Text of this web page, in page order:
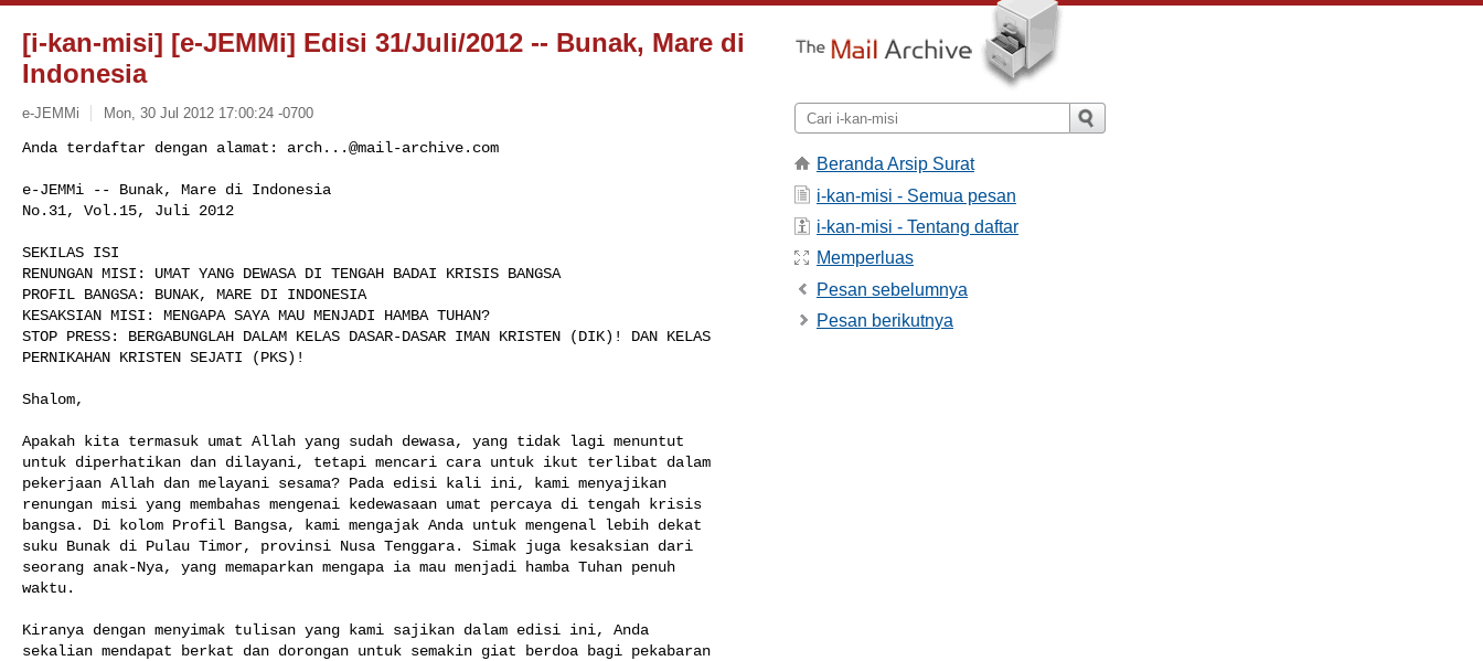
[i-kan-misi] [e-JEMMi] Edisi 31/Juli/2012 -- Bunak, Mare di
Indonesia
e-JEMMi Mon, 30 Jul 2012 17:00:24 -0700
Anda terdaftar dengan alamat: arch...@mail-archive.com
e-JEMMi -- Bunak, Mare di Indonesia
No.31, Vol.15, Juli 2012
SEKILAS ISI
RENUNGAN MISI: UMAT YANG DEWASA DI TENGAH BADAI KRISIS BANGSA
PROFIL BANGSA: BUNAK, MARE DI INDONESIA
KESAKSIAN MISI: MENGAPA SAYA MAU MENJADI HAMBA TUHAN?
STOP PRESS: BERGABUNGLAH DALAM KELAS DASAR-DASAR IMAN KRISTEN (DIK)! DAN KELAS
PERNIKAHAN KRISTEN SEJATI (PKS)!
Shalom,
Apakah kita termasuk umat Allah yang sudah dewasa, yang tidak lagi menuntut
untuk diperhatikan dan dilayani, tetapi mencari cara untuk ikut terlibat dalam
pekerjaan Allah dan melayani sesama? Pada edisi kali ini, kami menyajikan
renungan misi yang membahas mengenai kedewasaan umat percaya di tengah krisis
bangsa. Di kolom Profil Bangsa, kami mengajak Anda untuk mengenal lebih dekat
suku Bunak di Pulau Timor, provinsi Nusa Tenggara. Simak juga kesaksian dari
seorang anak-Nya, yang memaparkan mengapa ia mau menjadi hamba Tuhan penuh
waktu.
Kiranya dengan menyimak tulisan yang kami sajikan dalam edisi ini, Anda
sekalian mendapat berkat dan dorongan untuk semakin giat berdoa bagi pekabaran
Beranda Arsip Surat
i-kan-misi - Semua pesan
i-kan-misi - Tentang daftar
Memperluas
Pesan sebelumnya
Pesan berikutnya